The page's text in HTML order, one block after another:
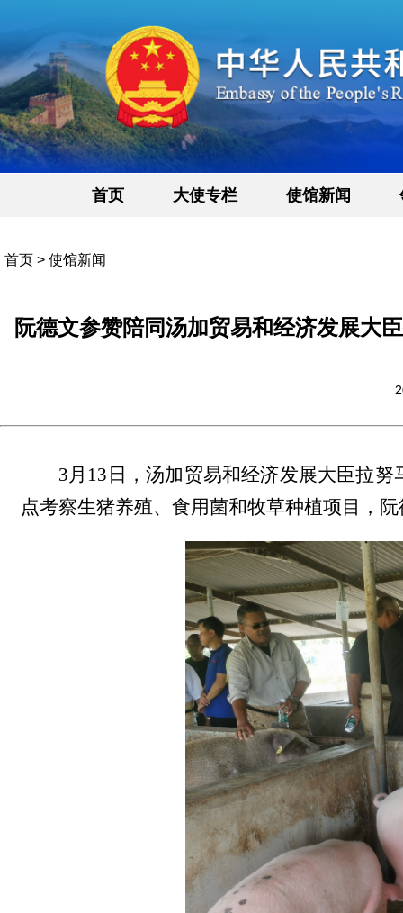
首页 大使专栏 使馆新闻
首页 > 使馆新闻
阮德文参赞陪同汤加贸易和经济发展大
3月13日，汤加贸易和经济发展大臣拉
点考察生猪养殖、食用菌和牧草种植项目，